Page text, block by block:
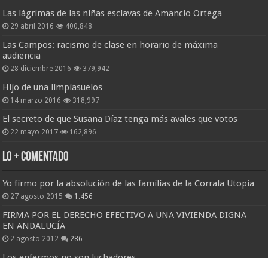
Las lágrimas de las niñas esclavas de Amancio Ortega
29 abril 2016 400,848
Las Campos: racismo de clase en horario de máxima
audiencia
28 diciembre 2016 379,942
Hijo de una limpiasuelos
14 marzo 2016 318,997
El secreto de que Susana Díaz tenga más avales que votos
22 mayo 2017 162,896
Lo + Comentado
Yo firmo por la absolución de las familias de la Corrala Utopía
27 agosto 2015 1.456
FIRMA POR EL DERECHO EFECTIVO A UNA VIVIENDA DIGNA
EN ANDALUCÍA
2 agosto 2012 286